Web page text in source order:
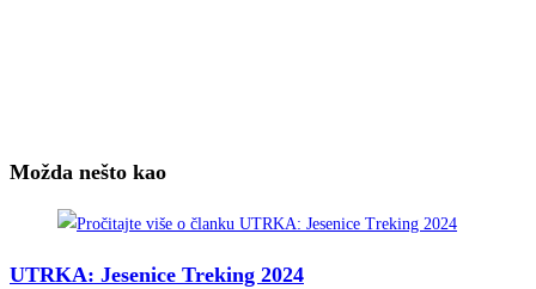
Možda nešto kao
UTRKA: Jesenice Treking 2024